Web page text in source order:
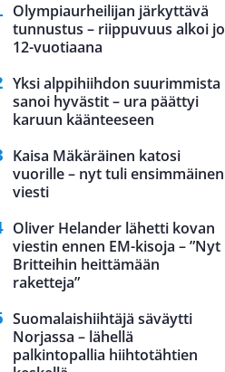
Olympiaurheilijan järkyttävä
tunnustus – riippuvuus alkoi jo
12-vuotiaana
Yksi alppihiihdon suurimmista
sanoi hyvästit – ura päättyi
karuun käänteeseen
Kaisa Mäkäräinen katosi
vuorille – nyt tuli ensimmäinen
viesti
Oliver Helander lähetti kovan
viestin ennen EM-kisoja – ”Nyt
Britteihin heittämään
raketteja”
Suomalaishiihtäjä säväytti
Norjassa – lähellä
palkintopallia hiihtotähtien